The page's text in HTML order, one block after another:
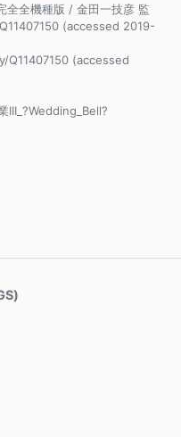
全全機種版 / 金田一技彦 監
(accessed 2019-
(accessed